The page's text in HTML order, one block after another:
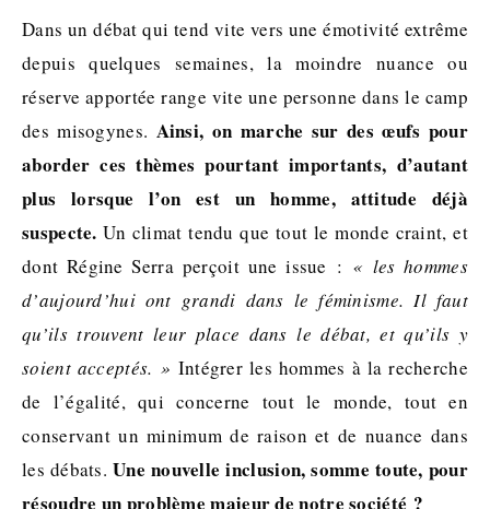
Dans un débat qui tend vite vers une émotivité extrême
depuis quelques semaines, la moindre nuance ou
réserve apportée range vite une personne dans le camp
des misogynes. Ainsi, on marche sur des œufs pour
aborder ces thèmes pourtant importants, d’autant
plus lorsque l’on est un homme, attitude déjà
suspecte. Un climat tendu que tout le monde craint, et
dont Régine Serra perçoit une issue : « les hommes
d’aujourd’hui ont grandi dans le féminisme. Il faut
qu’ils trouvent leur place dans le débat, et qu’ils y
soient acceptés. » Intégrer les hommes à la recherche
de l’égalité, qui concerne tout le monde, tout en
conservant un minimum de raison et de nuance dans
les débats.Une nouvelle inclusion, somme toute, pour
résoudre un problème majeur de notre société ?